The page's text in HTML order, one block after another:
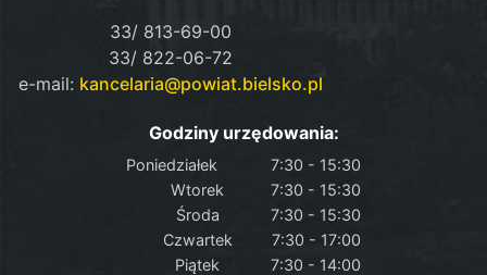
33/ 813-69-00
33/ 822-06-72
e-mail: kancelaria@powiat.bielsko.pl
Godziny urzędowania:
Poniedziałek
7:30 - 15:30
Wtorek
7:30 - 15:30
Środa
7:30 - 15:30
Czwartek
7:30 - 17:00
Piątek
7:30 - 14:00